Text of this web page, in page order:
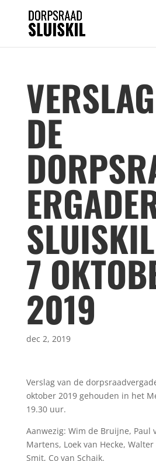
DE
7
2019
dec 2, 2019
Verslag van de
oktober 2019 gehouden in het
19.30 uur.
Aanwezig: Wim de Bruijne, Paul
Martens, Loek van Hecke,
Smit, Co van Schaik.